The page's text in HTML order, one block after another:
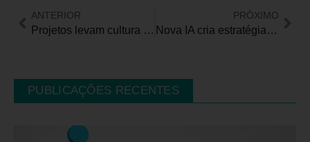
ANTERIOR
Projetos levam cultura para hospitais e pessoas com deficiência visual
PRÓXIMO
Nova IA cria estratégias personalizadas para apoiar desenvolvimento de crianças neurodivergentes
PUBLICAÇÕES RECENTES